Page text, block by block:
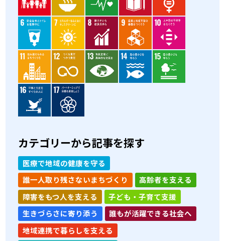
カテゴリーから記事を探す
医療で地域の健康を守る
誰一人取り残さないまちづくり
高齢者を支える
障害をもつ人を支える
子ども・子育て支援
生きづらさに寄り添う
誰もが活躍できる社会へ
地域連携で暮らしを支える